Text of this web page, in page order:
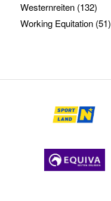
Westernreiten(132)
Working Equitation(51)